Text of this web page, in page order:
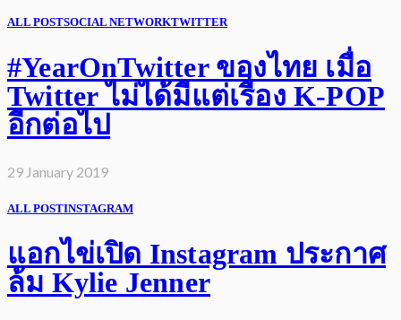
ALL POSTSOCIAL NETWORKTWITTER
#YearOnTwitter ของไทย เมื่อ
Twitter ไม่ได้มีแต่เรื่อง K-POP
อีกต่อไป
29 January 2019
ALL POSTINSTAGRAM
แอกไข่เปิด Instagram ประกาศ
ล้ม Kylie Jenner